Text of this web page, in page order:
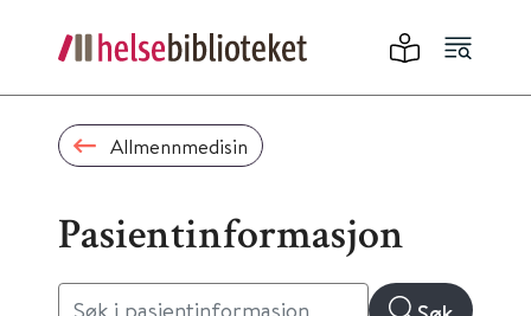
Allmennmedisin
Pasientinformasjon